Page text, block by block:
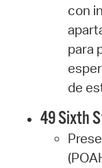
con
para
de
49 Sixth